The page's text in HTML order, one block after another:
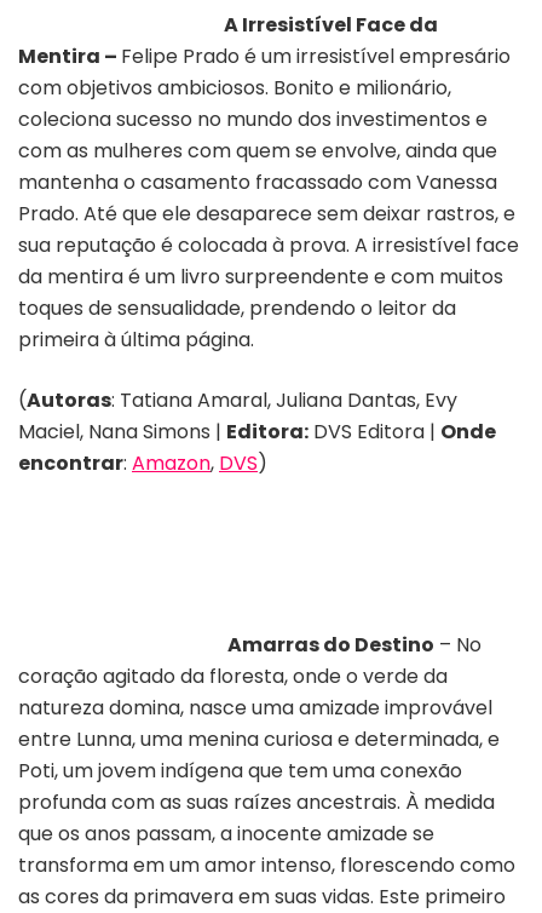
A Irresistível Face da
Mentira – Felipe Prado é um irresistível empresário
com objetivos ambiciosos. Bonito e milionário,
coleciona sucesso no mundo dos investimentos e
com as mulheres com quem se envolve, ainda que
mantenha o casamento fracassado com Vanessa
Prado. Até que ele desaparece sem deixar rastros, e
sua reputação é colocada à prova. A irresistível face
da mentira é um livro surpreendente e com muitos
toques de sensualidade, prendendo o leitor da
primeira à última página.
(Autoras: Tatiana Amaral, Juliana Dantas, Evy
Maciel, Nana Simons | Editora: DVS Editora | Onde
encontrar: Amazon, DVS)
Amarras do Destino – No
coração agitado da floresta, onde o verde da
natureza domina, nasce uma amizade improvável
entre Lunna, uma menina curiosa e determinada, e
Poti, um jovem indígena que tem uma conexão
profunda com as suas raízes ancestrais. À medida
que os anos passam, a inocente amizade se
transforma em um amor intenso, florescendo como
as cores da primavera em suas vidas. Este primeiro